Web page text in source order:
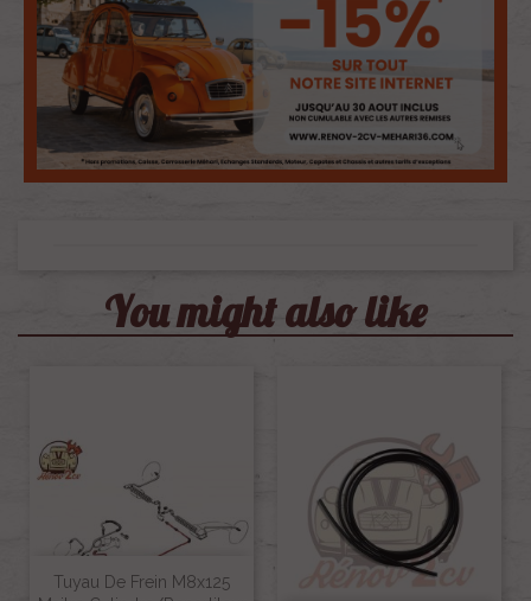
You might also like
Tuyau De Frein M8x125